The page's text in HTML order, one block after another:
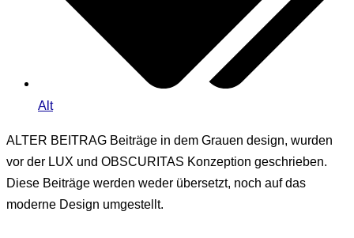
Alt
ALTER BEITRAG Beiträge in dem Grauen design, wurden
vor der LUX und OBSCURITAS Konzeption geschrieben.
Diese Beiträge werden weder übersetzt, noch auf das
moderne Design umgestellt.